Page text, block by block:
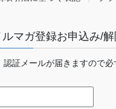
マガ登録お申込み/解
認証メールが届きますので必